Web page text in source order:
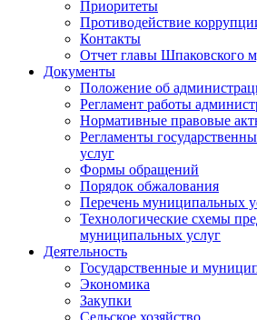
Приоритеты
Противодействие
Контакты
Отчет главы Шпаковского
Документы
Положение об
Регламент работы
Нормативные правовые
Регламенты
услуг
Формы обращений
Порядок обжалования
Перечень муниципальных
Технологические схемы
муниципальных услуг
Деятельность
Государственные и
Экономика
Закупки